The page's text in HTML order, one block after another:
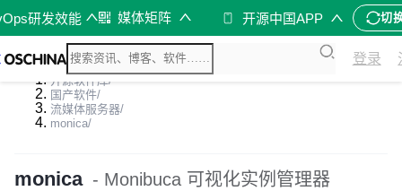
研发效能 媒体矩阵 开源中国APP 切
登录
开源软件库/
国产软件/
流媒体服务器/
monica/
monica - Monibuca 可视化实例管理器